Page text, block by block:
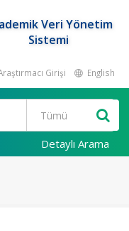
Veri Yönetim
Sistemi
Girişi English
Detaylı Arama